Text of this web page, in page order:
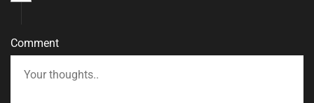
Comment